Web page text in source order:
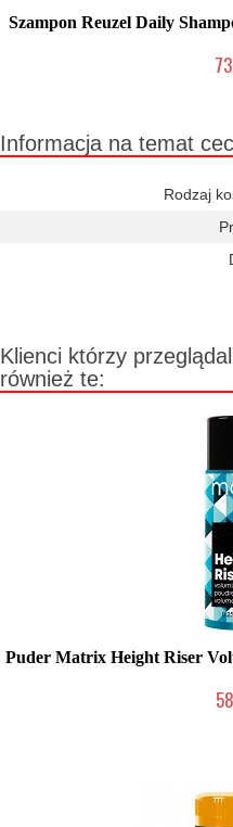
Szampon Reuzel Daily
Informacja na temat
Rodzaj
Klienci którzy
również te:
Puder Matrix Height Riser